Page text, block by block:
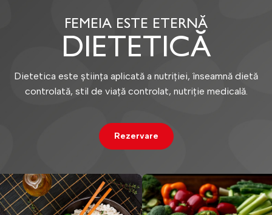
FEMEIA ESTE ETERNĂ
DIETETICĂ
Dietetica este știința aplicată a nutriției, înseamnă dietă
controlată, stil de viață controlat, nutriție medicală.
Rezervare